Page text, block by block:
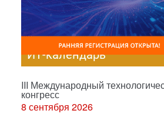
ИТ-календарь
III Международный
конгресс
8 сентября 2026